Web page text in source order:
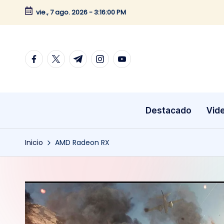
Saltar
contenido
vie., 7 ago. 2026-3:16:00 PM
facebook.com
twitter.com
t.me instagram.com
youtube.com
Destacado
Inicio AMD Radeon RX